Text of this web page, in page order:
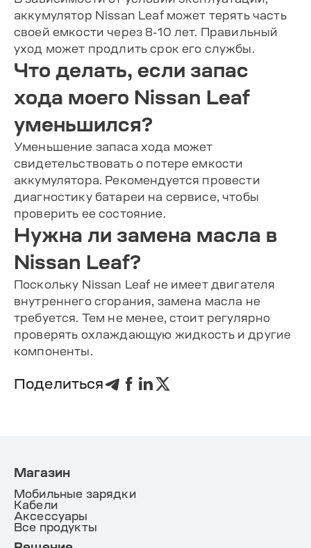
аккумулятор Nissan Leaf может терять часть
своей емкости через 8-10 лет. Правильный
уход может продлить срок его службы.
Что делать, если запас
хода моего Nissan Leaf
уменьшился?
Уменьшение запаса хода может
свидетельствовать о потере емкости
аккумулятора. Рекомендуется провести
диагностику батареи на сервисе, чтобы
проверить ее состояние.
Нужна ли замена масла в
Nissan Leaf?
Поскольку Nissan Leaf не имеет двигателя
внутреннего сгорания, замена масла не
требуется. Тем не менее, стоит регулярно
проверять охлаждающую жидкость и другие
компоненты.
Поделиться
Магазин
Мобильные зарядки
Кабели
Аксессуары
Все продукты